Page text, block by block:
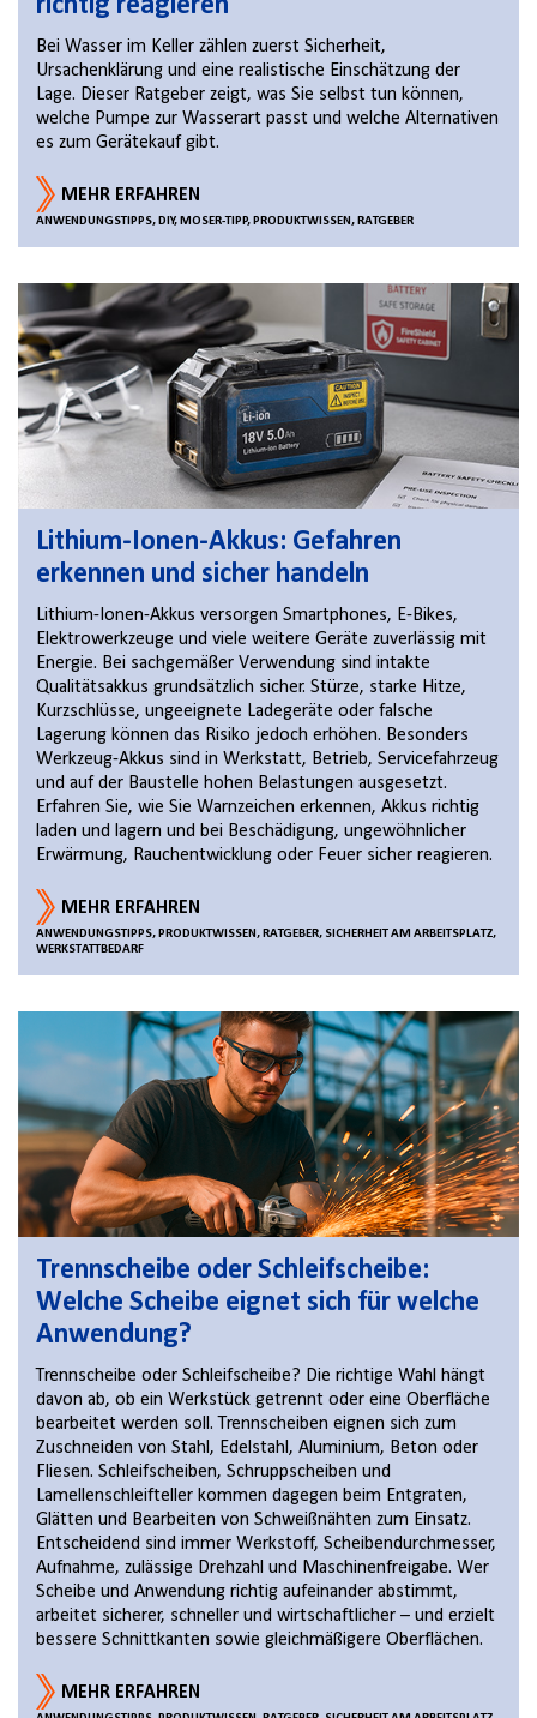
richtig reagieren
Bei Wasser im Keller zählen zuerst Sicherheit,
Ursachenklärung und eine realistische Einschätzung der
Lage. Dieser Ratgeber zeigt, was Sie selbst tun können,
welche Pumpe zur Wasserart passt und welche Alternativen
es zum Gerätekauf gibt.
MEHR ERFAHREN
ANWENDUNGSTIPPS, DIY, MOSER-TIPP, PRODUKTWISSEN, RATGEBER
Lithium-Ionen-Akkus: Gefahren
erkennen und sicher handeln
Lithium-Ionen-Akkus versorgen Smartphones, E-Bikes,
Elektrowerkzeuge und viele weitere Geräte zuverlässig mit
Energie. Bei sachgemäßer Verwendung sind intakte
Qualitätsakkus grundsätzlich sicher. Stürze, starke Hitze,
Kurzschlüsse, ungeeignete Ladegeräte oder falsche
Lagerung können das Risiko jedoch erhöhen. Besonders
Werkzeug-Akkus sind in Werkstatt, Betrieb, Servicefahrzeug
und auf der Baustelle hohen Belastungen ausgesetzt.
Erfahren Sie, wie Sie Warnzeichen erkennen, Akkus richtig
laden und lagern und bei Beschädigung, ungewöhnlicher
Erwärmung, Rauchentwicklung oder Feuer sicher reagieren.
MEHR ERFAHREN
ANWENDUNGSTIPPS, PRODUKTWISSEN, RATGEBER, SICHERHEIT AM ARBEITSPLATZ,
WERKSTATTBEDARF
Trennscheibe oder Schleifscheibe:
Welche Scheibe eignet sich für welche
Anwendung?
Trennscheibe oder Schleifscheibe? Die richtige Wahl hängt
davon ab, ob ein Werkstück getrennt oder eine Oberfläche
bearbeitet werden soll. Trennscheiben eignen sich zum
Zuschneiden von Stahl, Edelstahl, Aluminium, Beton oder
Fliesen. Schleifscheiben, Schruppscheiben und
Lamellenschleifteller kommen dagegen beim Entgraten,
Glätten und Bearbeiten von Schweißnähten zum Einsatz.
Entscheidend sind immer Werkstoff, Scheibendurchmesser,
Aufnahme, zulässige Drehzahl und Maschinenfreigabe. Wer
Scheibe und Anwendung richtig aufeinander abstimmt,
arbeitet sicherer, schneller und wirtschaftlicher – und erzielt
bessere Schnittkanten sowie gleichmäßigere Oberflächen.
MEHR ERFAHREN